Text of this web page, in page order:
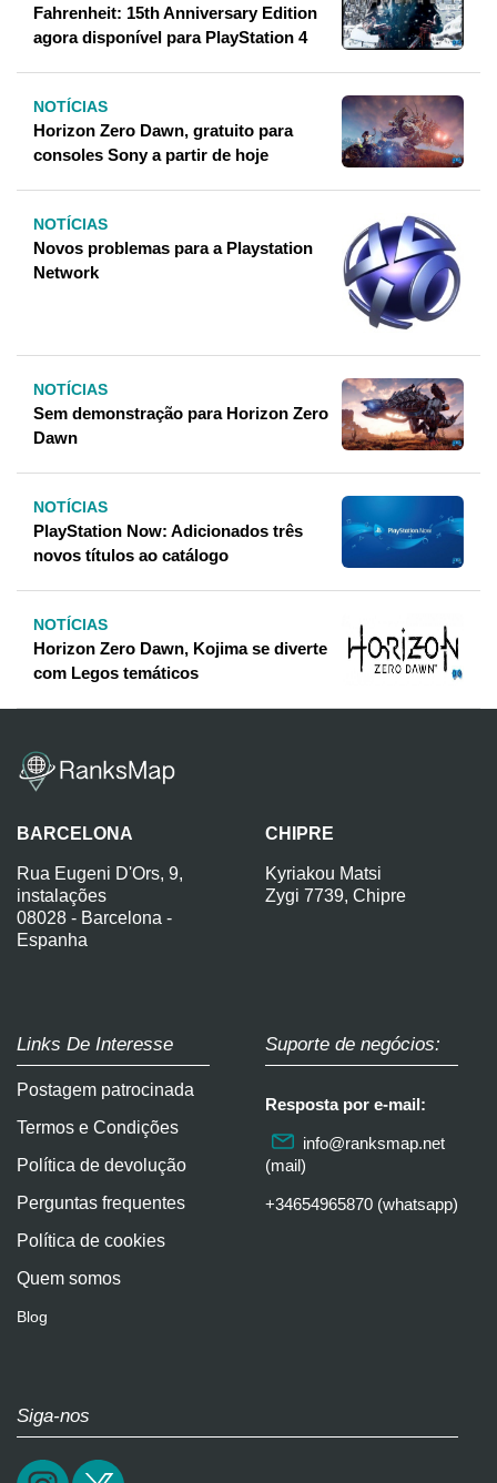
Fahrenheit: 15th Anniversary Edition
agora disponível para PlayStation 4
NOTÍCIAS
Horizon Zero Dawn, gratuito para
consoles Sony a partir de hoje
NOTÍCIAS
Novos problemas para a Playstation
Network
NOTÍCIAS
Sem demonstração para Horizon Zero
Dawn
NOTÍCIAS
PlayStation Now: Adicionados três
novos títulos ao catálogo
NOTÍCIAS
Horizon Zero Dawn, Kojima se diverte
com Legos temáticos
BARCELONA
Rua Eugeni D'Ors, 9,
instalações
08028 - Barcelona -
Espanha
CHIPRE
Kyriakou Matsi
Zygi 7739, Chipre
Links De Interesse
Postagem patrocinada
Termos e Condições
Política de devolução
Perguntas frequentes
Política de cookies
Quem somos
Blog
Suporte de negócios:
Resposta por e-mail:
info@ranksmap.net
(mail)
+34654965870 (whatsapp)
Siga-nos